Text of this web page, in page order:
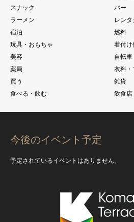
スナック
バー
ラーメン
レンタ
宿泊
燃料
玩具・おもちゃ
着付け
美容
自転車
薬局
衣料・
買う
雑貨
食べる・飲む
飲食店
今後のイベント予定
予定されているイベントはありません。